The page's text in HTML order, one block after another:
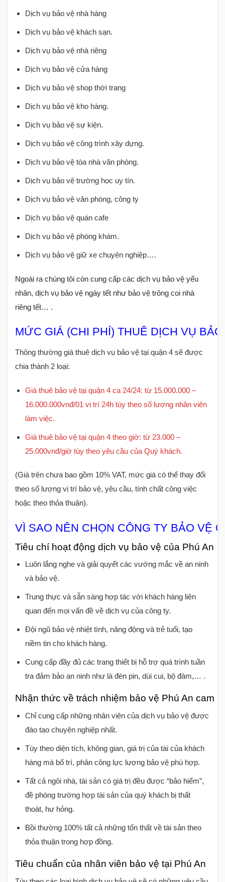
Dịch vụ bảo vệ nhà hàng
Dịch vụ bảo vệ khách sạn.
Dịch vụ bảo vệ nhà riêng
Dịch vụ bảo vệ cửa hàng
Dịch vụ bảo vệ shop thời trang
Dịch vụ bảo vệ kho hàng.
Dịch vụ bảo vệ sự kiện.
Dịch vụ bảo vệ công trình xây dựng.
Dịch vụ bảo vệ tòa nhà văn phòng.
Dịch vụ bảo vệ trường học uy tín.
Dịch vụ bảo vệ văn phòng, công ty
Dịch vụ bảo vệ quán cafe
Dịch vụ bảo vệ phòng khám.
Dịch vụ bảo vệ giữ xe chuyên nghiệp….
Ngoài ra chúng tôi còn cung cấp các dịch vụ bảo vệ yếu
nhân, dịch vụ bảo vệ ngày tết như bảo vệ trông coi nhà
riêng tết… .
MỨC GIÁ (CHI PHÍ) THUÊ DỊCH VỤ
Thông thường giá thuê dịch vụ bảo vệ tại quận 4 sẽ được
chia thành 2 loại:
Giá thuê bảo vệ tại quận 4 ca 24/24: từ 15.000.000 –
16.000.000vnđ/01 vị trí 24h tùy theo số lượng nhân viên
làm việc.
Giá thuê bảo vệ tại quận 4 theo giờ: từ 23.000 –
25.000vnđ/giờ tùy theo yêu cầu của Quý khách.
(Giá trên chưa bao gồm 10% VAT, mức giá có thể thay đổi
theo số lượng vị trí bảo vệ, yêu cầu, tính chất công việc
hoặc theo thỏa thuận).
VÌ SAO NÊN CHỌN CÔNG TY BẢO VỆ
Tiêu chí hoạt động dịch vụ bảo vệ của Phú An
Luôn lắng nghe và giải quyết các vướng mắc về an ninh
và bảo vệ.
Trung thực và sẵn sàng hợp tác với khách hàng liên
quan đến mọi vấn đề về dịch vụ của công ty.
Đội ngũ bảo vệ nhiệt tình, năng động và trẻ tuổi, tạo
niềm tin cho khách hàng.
Cung cấp đầy đủ các trang thiết bị hỗ trợ quá trình tuần
tra đảm bảo an ninh như là đèn pin, dùi cui, bộ đàm,… .
Nhận thức về trách nhiệm bảo vệ Phú An cam
Chỉ cung cấp những nhân viên của dịch vụ bảo vệ được
đào tạo chuyên nghiệp nhất.
Tùy theo diện tích, không gian, giá trị của tài của khách
hàng mà bố trí, phân công lực lượng bảo vệ phù hợp.
Tất cả ngôi nhà, tài sản có giá trị đều được “bảo hiểm”,
đề phòng trường hợp tài sản của quý khách bị thất
thoát, hư hỏng.
Bồi thường 100% tất cả những tổn thất về tài sản theo
thỏa thuận trong hợp đồng.
Tiêu chuẩn của nhân viên bảo vệ tại Phú An